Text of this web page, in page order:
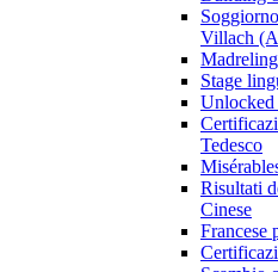
Villach
Stage
Unlocked
Tedesco
Risultati
Cinese
Francese